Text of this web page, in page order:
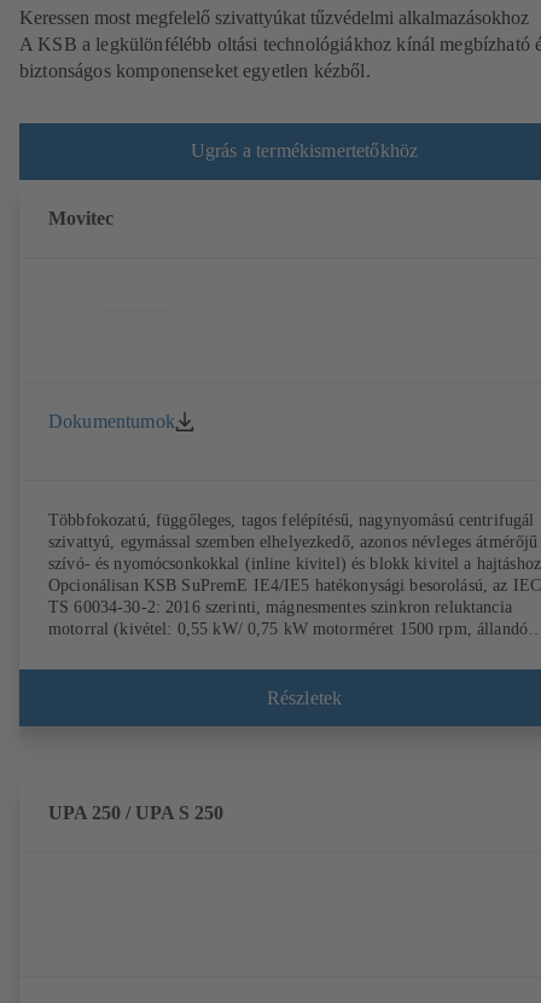
Keressen most megfelelő szivattyúkat tűzvédelmi alkalmazásokhoz
A KSB a legkülönfélébb oltási technológiákhoz kínál megbízható
biztonságos komponenseket egyetlen kézből.
Ugrás a termékismertetőkhöz
Movitec
Dokumentumok
Többfokozatú, függőleges, tagos felépítésű, nagynyomású centrifugál
szivattyú, egymással szemben elhelyezkedő, azonos névleges átmérőjű
szívó- és nyomócsonkokkal (inline kivitel) és blokk kivitel a
Opcionálisan KSB SuPremE IE4/IE5 hatékonysági besorolású, az IEC
TS 60034-30-2: 2016 szerinti, mágnesmentes szinkron reluktancia
motorral (kivétel: 0,55 kW/ 0,75 kW motorméret 1500 rpm, állandó
típusú fordulatszám-szabályozó rendszerrel történő üzemeltetéshez,
rotorpozíció-jelző nélkül. EN 50347 szabványnak megfelelő rögzítési
Részletek
UPA 250 / UPA S 250